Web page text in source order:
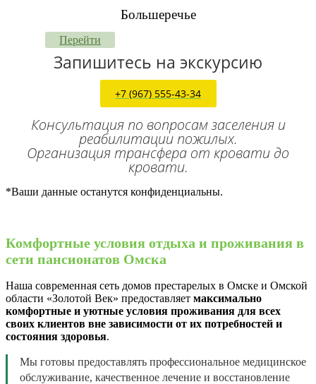
Большеречье
Перейти
Запишитесь на экскурсию
+7 (967) 555-43-34
Консультация по вопросам заселения и
реабилитации пожилых.
Организация трансфера от кровати до
кровати.
*Ваши данные останутся конфиденциальны.
Комфортные условия отдыха и проживания в
сети пансионатов Омска
Наша современная сеть домов престарелых в Омске и Омской
области «Золотой Век» предоставляет максимально
комфортные и уютные условия проживания для всех
своих клиентов вне зависимости от их потребностей и
состояния здоровья.
Мы готовы предоставлять профессиональное медицинское
обслуживание, качественное лечение и восстановление